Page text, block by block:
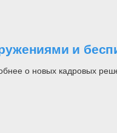
и
о новых кадровых